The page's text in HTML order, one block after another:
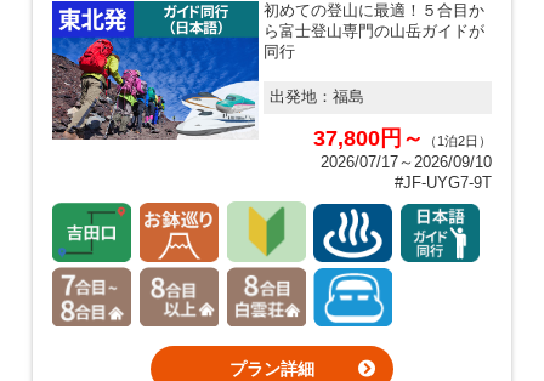
初めての登山に最適！５合目か
ら富士登山専門の山岳ガイドが
同行
出発地： 福島
37,800円～ （1泊2日）
2026/07/17～2026/09/10
#JF-UYG7-9T
プラン詳細